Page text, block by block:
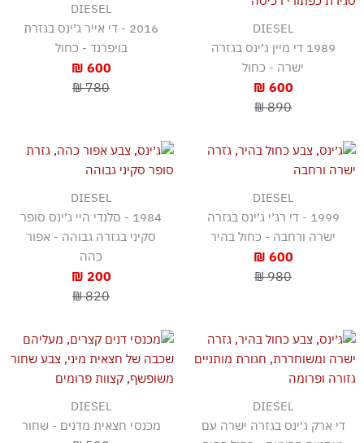
DIESEL
1989 די מיין ג׳ינס בגזרה
ישרה - כחול
600 ₪
890 ₪
DIESEL
2016 - די אייר ג׳ינס בגזרת
בויפרנד - כחול
600 ₪
780 ₪
DIESEL
1999 - די רג׳י ג׳ינס בגזרה
ישרה ורחבה - כחול בהיר
600 ₪
980 ₪
DIESEL
1984 - סלנדי היי ג׳ינס סופר
סקיני בגזרה גבוהה - אפור
כהה
200 ₪
820 ₪
DIESEL
די ארק ג׳ינס בגזרה ישרה עם
DIESEL
מכנסי חצאית מדנים - שחור